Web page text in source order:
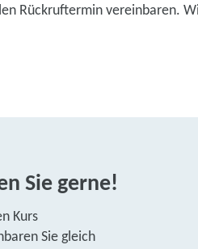
Rückruftermin vereinbaren.
Sie gerne!
Kurs
Sie gleich